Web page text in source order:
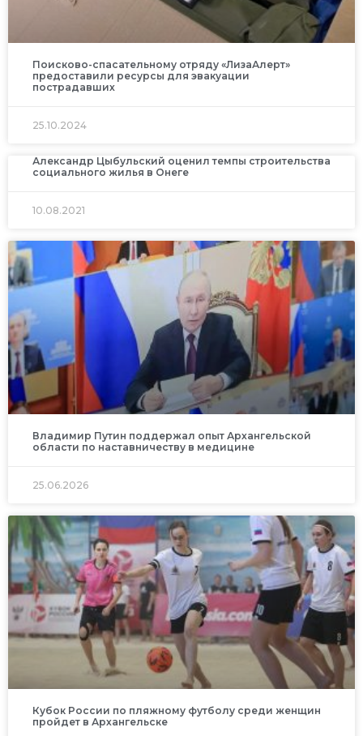
Поисково-спасательному отряду «ЛизаАлерт»
предоставили ресурсы для эвакуации
пострадавших
25.10.2024
Алек­сандр Цыбуль­ский оце­нил темпы стро­итель­ства
социаль­ного жилья в Онеге
10.08.2021
Владимир Путин поддержал опыт Архангельской
области по наставничеству в медицине
25.06.2026
Кубок России по пляжному футболу среди женщин
пройдет в Архангельске